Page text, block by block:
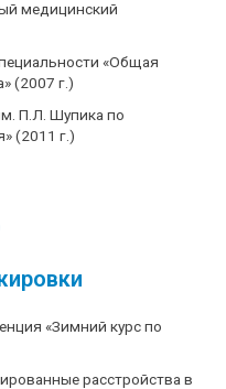
медицинский
«Общая
(2007 г.)
П.Л. Шупика по
(2011 г.)
«Зимний курс по
расстройства в